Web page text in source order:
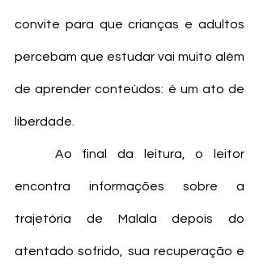
convite para que crianças e adultos
percebam que estudar vai muito além
de aprender conteúdos: é um ato de
liberdade.
encontra informações sobre a
trajetória de Malala depois do
atentado sofrido, sua recuperação e